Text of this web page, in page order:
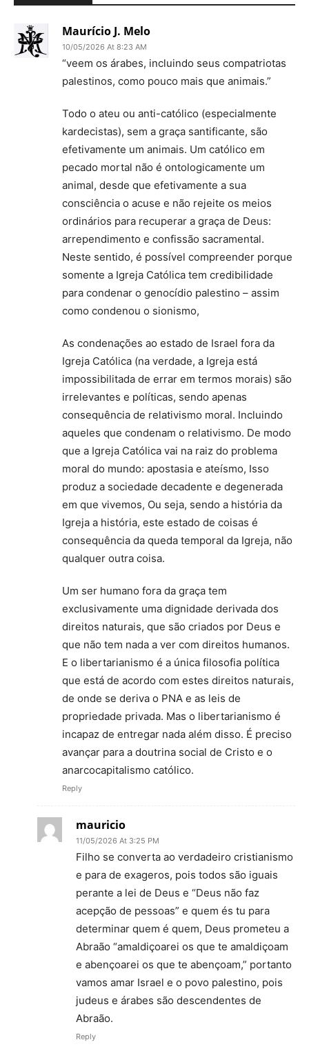
Maurício J. Melo
10/05/2026 At 8:23 AM
“veem os árabes, incluindo seus compatriotas
palestinos, como pouco mais que animais.”
Todo o ateu ou anti-católico (especialmente
kardecistas), sem a graça santificante, são
efetivamente um animais. Um católico em
pecado mortal não é ontologicamente um
animal, desde que efetivamente a sua
consciência o acuse e não rejeite os meios
ordinários para recuperar a graça de Deus:
arrependimento e confissão sacramental.
Neste sentido, é possível compreender porque
somente a Igreja Católica tem credibilidade
para condenar o genocídio palestino – assim
como condenou o sionismo,
As condenações ao estado de Israel fora da
Igreja Católica (na verdade, a Igreja está
impossibilitada de errar em termos morais) são
irrelevantes e políticas, sendo apenas
consequência de relativismo moral. Incluindo
aqueles que condenam o relativismo. De modo
que a Igreja Católica vai na raiz do problema
moral do mundo: apostasia e ateísmo, Isso
produz a sociedade decadente e degenerada
em que vivemos, Ou seja, sendo a história da
Igreja a história, este estado de coisas é
consequência da queda temporal da Igreja, não
qualquer outra coisa.
Um ser humano fora da graça tem
exclusivamente uma dignidade derivada dos
direitos naturais, que são criados por Deus e
que não tem nada a ver com direitos humanos.
E o libertarianismo é a única filosofia política
que está de acordo com estes direitos naturais,
de onde se deriva o PNA e as leis de
propriedade privada. Mas o libertarianismo é
incapaz de entregar nada além disso. É preciso
avançar para a doutrina social de Cristo e o
anarcocapitalismo católico.
Reply
mauricio
11/05/2026 At 3:25 PM
Filho se converta ao verdadeiro cristianismo
e para de exageros, pois todos são iguais
perante a lei de Deus e “Deus não faz
acepção de pessoas” e quem és tu para
determinar quem é quem, Deus prometeu a
Abraão “amaldiçoarei os que te amaldiçoam
e abençoarei os que te abençoam,” portanto
vamos amar Israel e o povo palestino, pois
judeus e árabes são descendentes de
Abraão.
Reply